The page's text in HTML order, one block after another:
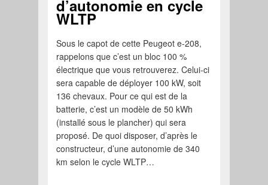
d’autonomie en cycle
WLTP
Sous le capot de cette Peugeot e-208,
rappelons que c’est un bloc 100 %
électrique que vous retrouverez. Celui-ci
sera capable de déployer 100 kW, soit
136 chevaux. Pour ce qui est de la
batterie, c’est un modèle de 50 kWh
(installé sous le plancher) qui sera
proposé. De quoi disposer, d’après le
constructeur, d’une autonomie de 340
km selon le cycle WLTP…